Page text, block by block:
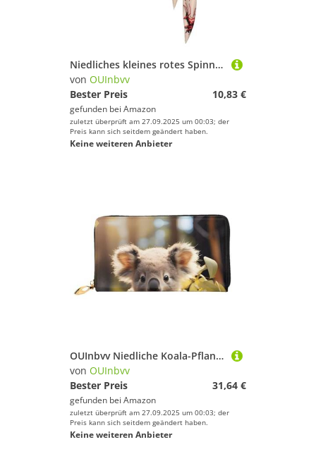
Niedliches kleines rotes Spinnen-Sportbandage-Kopftuch ist Unisex, leicht und bequem, geeignet für alle Arten von Sportszenen
von OUInbvv
Bester Preis
10,83 €
gefunden bei Amazon
zuletzt überprüft am 27.09.2025 um 00:03; der
Preis kann sich seitdem geändert haben.
Keine weiteren Anbieter
OUInbvv Niedliche Koala-Pflanzen-Geldbörse mit Metall-Reißverschluss, Passbuch und Scheckhalter, weiches, leichtes Design, Fächer
von OUInbvv
Bester Preis
31,64 €
gefunden bei Amazon
zuletzt überprüft am 27.09.2025 um 00:03; der
Preis kann sich seitdem geändert haben.
Keine weiteren Anbieter